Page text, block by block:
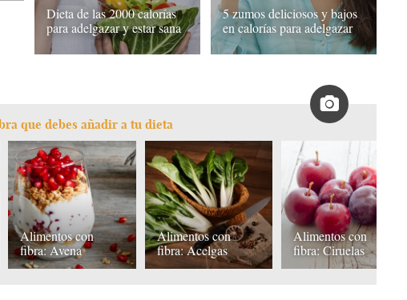
Dieta de las 2000 calorías
para adelgazar y estar sana
5 zumos deliciosos y bajos
en calorías para adelgazar
que debes añadir a tu dieta
Alimentos con
fibra: Avena
Alimentos con
fibra: Acelgas
Alimentos con
fibra: Ciruelas